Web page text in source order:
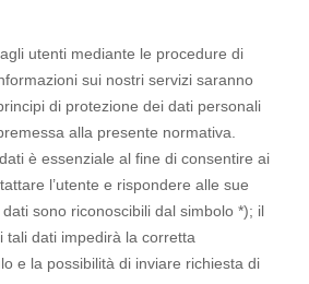
utenti mediante le procedure di
sui nostri servizi saranno
di protezione dei dati personali
alla presente normativa.
è essenziale al fine di consentire ai
l’utente e rispondere alle sue
sono riconoscibili dal simbolo *); il
tali dati impedirà la corretta
e la possibilità di inviare richiesta di